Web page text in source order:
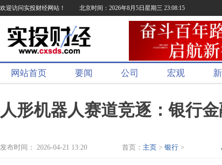
欢迎访问实投财经网站！ 北京时间：2026年8月5日星期三 23:08:15
网站首页 要闻 公司 宏观
人形机器人赛道竞逐：银行
发布时间： 2026-04-21 13:20 首页： 主页 > 银行 >